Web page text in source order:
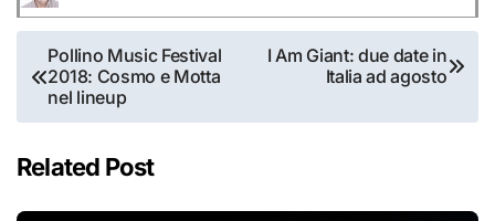
Navigazione
articoli
Pollino Music Festival
2018: Cosmo e Motta
nel lineup
I Am Giant: due date in
Italia ad agosto
Related Post